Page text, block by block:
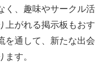
く、趣味やサークル活
上がれる掲示板もおす
を通して、新たな出会
す。